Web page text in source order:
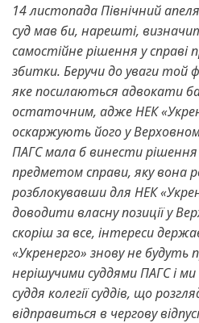
14 листопада Північний
суд мав би, нарешті,
самостійне рішення у справі
збитки. Беручи до уваги
яке посилаються адвокати
остаточним, адже НЕК
оскаржують його у Верховному
ПАГС мала б винести
предметом справи, яку вона
розблокувавши для НЕК
доводити власну позиції у
скоріш за все, інтереси
«Укренерго» знову не будуть
нерішучими суддями ПАГС і
суддя колегії суддів, що
відправиться в чергову